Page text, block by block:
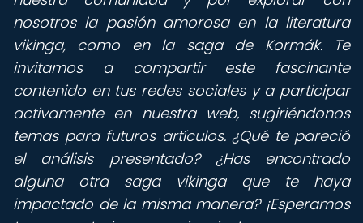
nosotros la pasión amorosa en la literatura
vikinga, como en la saga de Kormák. Te
invitamos a compartir este fascinante
contenido en tus redes sociales y a participar
activamente en nuestra web, sugiriéndonos
temas para futuros artículos. ¿Qué te pareció
el análisis presentado? ¿Has encontrado
alguna otra saga vikinga que te haya
impactado de la misma manera? ¡Esperamos